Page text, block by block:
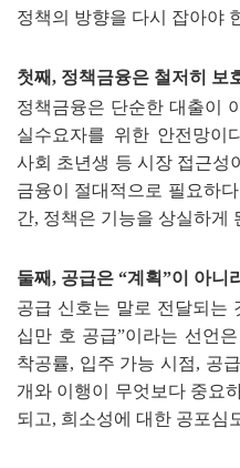
정책의 방향을 다시 잡아야
첫째, 정책금융은 철저히 보
정책금융은 단순한 대출이
실수요자를 위한 안전망이
사회 초년생 등 시장 접근성
금융이 절대적으로 필요하다
간, 정책은 기능을 상실하게
둘째, 공급은 “계획”이 아니
공급 신호는 말로 전달되는
십만 호 공급”이라는 선언
착공률, 입주 가능 시점, 공
개와 이행이 무엇보다 중요
되고, 희소성에 대한 공포심